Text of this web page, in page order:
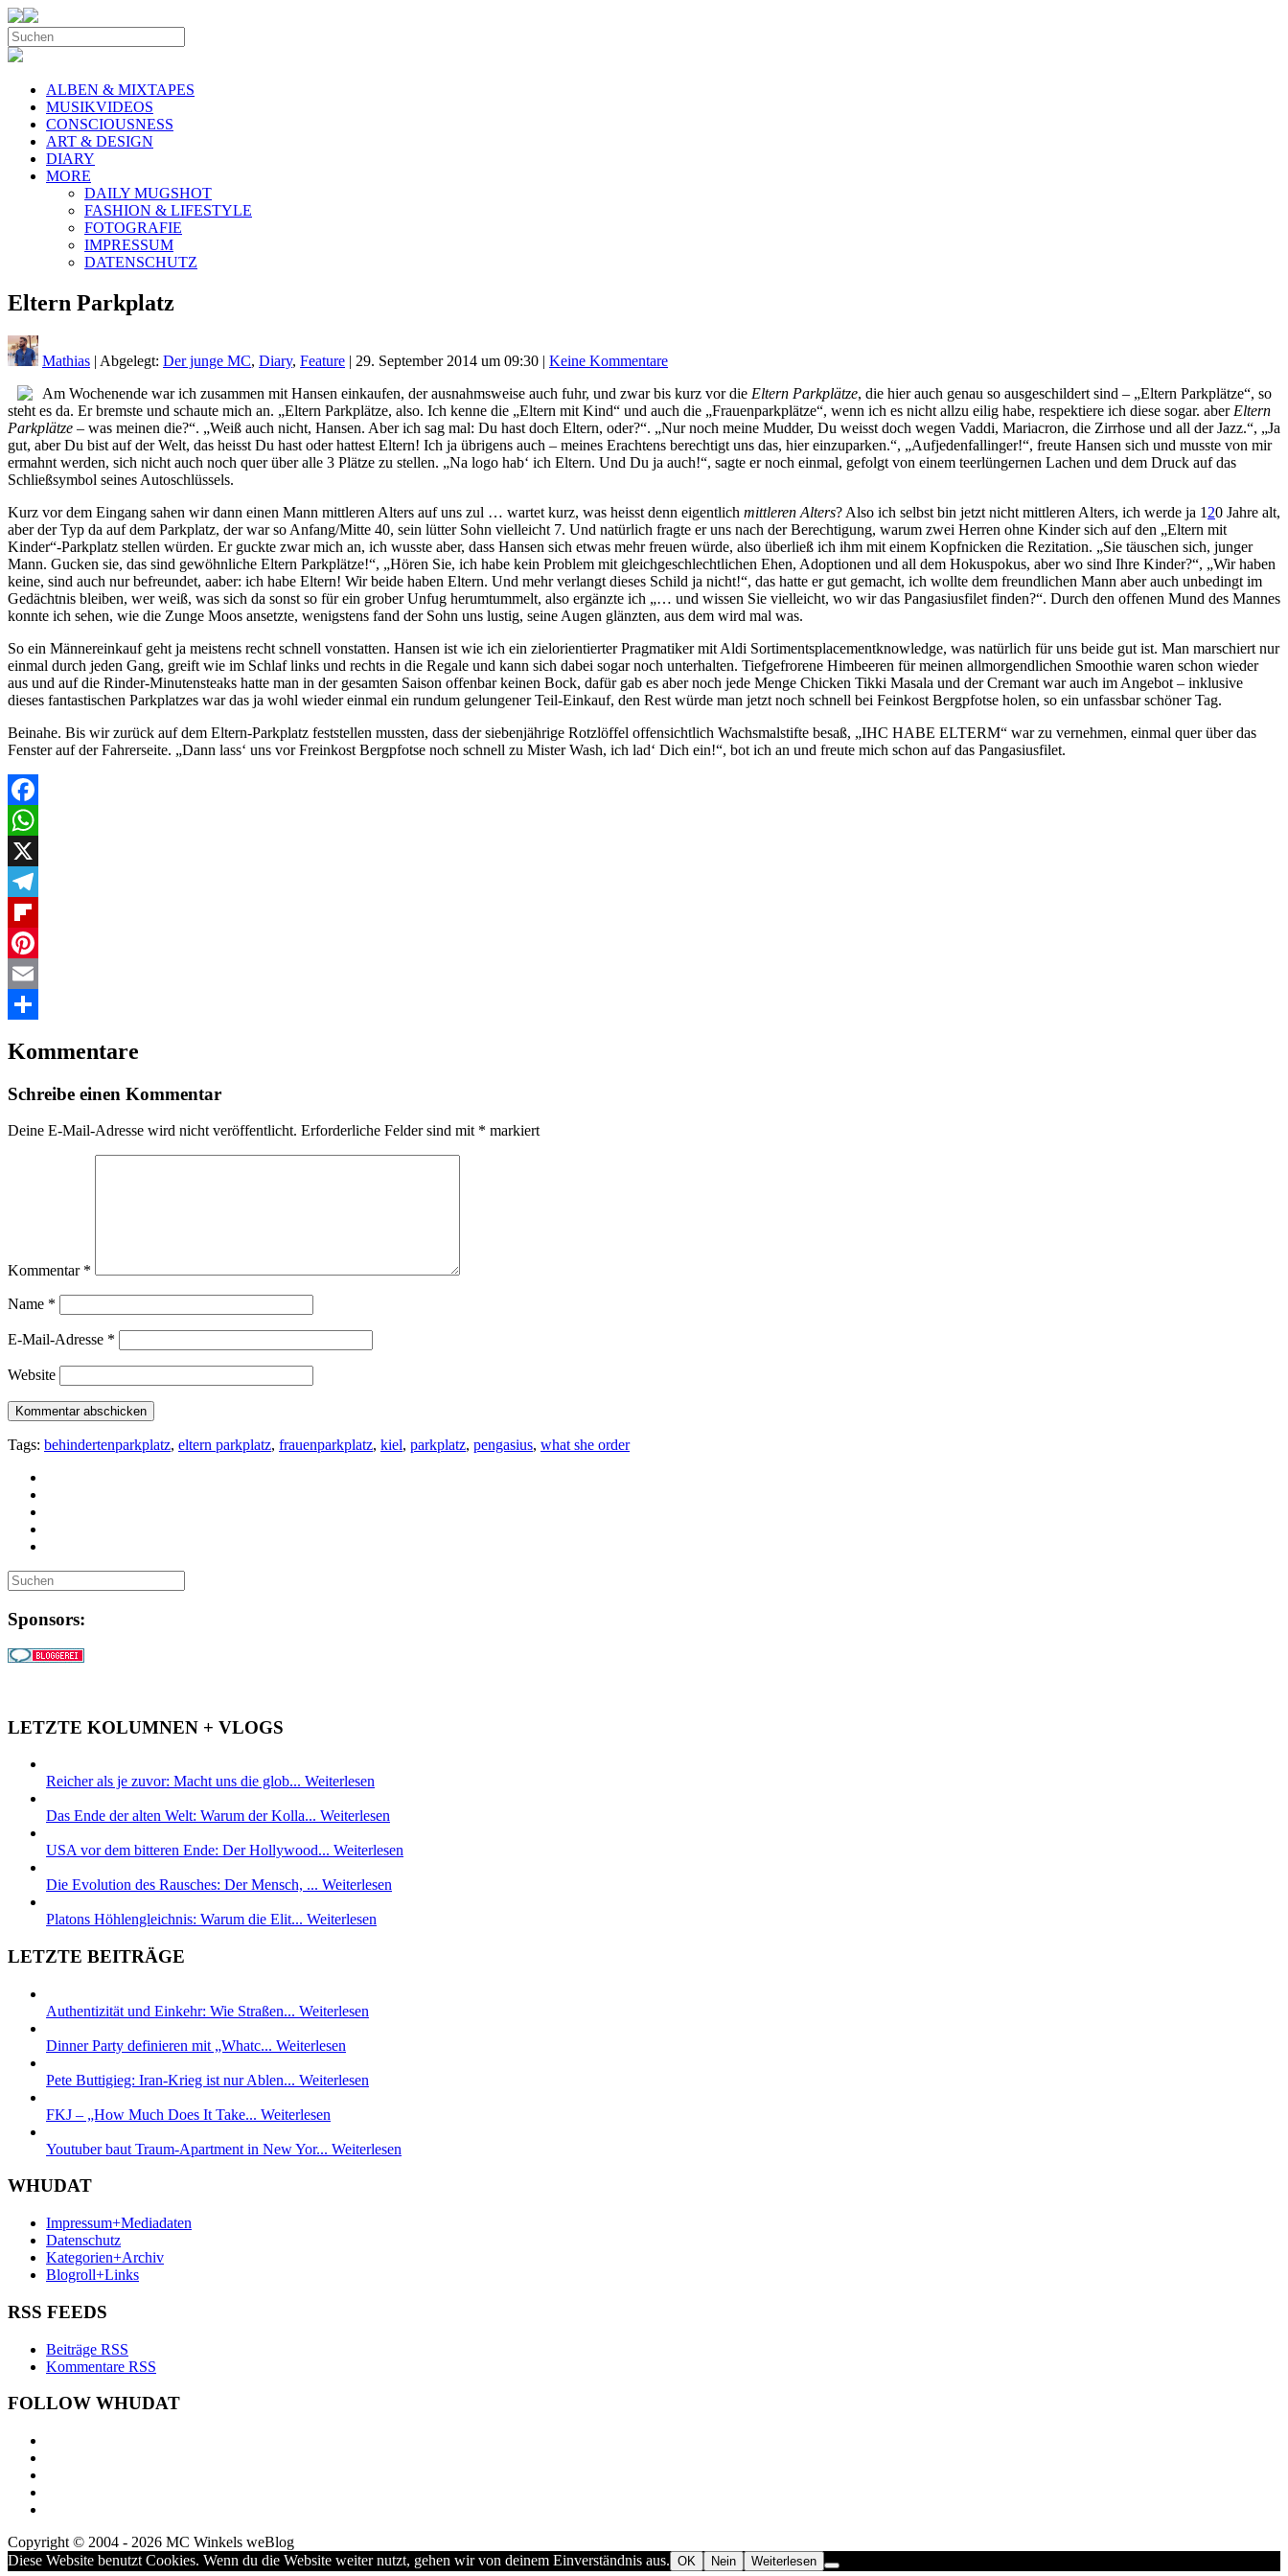
ALBEN & MIXTAPES
MUSIKVIDEOS
CONSCIOUSNESS
ART & DESIGN
DIARY
MORE
DAILY MUGSHOT
FASHION & LIFESTYLE
FOTOGRAFIE
IMPRESSUM
DATENSCHUTZ
Eltern Parkplatz
Mathias | Abgelegt: Der junge MC, Diary, Feature | 29. September 2014 um 09:30 | Keine Kommentare
Am Wochenende war ich zusammen mit Hansen einkaufen, der ausnahmsweise auch fuhr, und zwar bis kurz vor die Eltern Parkplätze, die hier auch genau so ausgeschildert sind – „Eltern Parkplätze“, so
steht es da. Er bremste und schaute mich an. „Eltern Parkplätze, also. Ich kenne die „Eltern mit Kind“ und auch die „Frauenparkplätze“, wenn ich es nicht allzu eilig habe, respektiere ich diese sogar. aber Eltern
Parkplätze – was meinen die?“. „Weiß auch nicht, Hansen. Aber ich sag mal: Du hast doch Eltern, oder?“. „Nur noch meine Mudder, Du weisst doch wegen Vaddi, Mariacron, die Zirrhose und all der Jazz.“, „Ja
gut, aber Du bist auf der Welt, das heisst Du hast oder hattest Eltern! Ich ja übrigens auch – meines Erachtens berechtigt uns das, hier einzuparken.“, „Aufjedenfallinger!“, freute Hansen sich und musste von mir
ermahnt werden, sich nicht auch noch quer über alle 3 Plätze zu stellen. „Na logo hab‘ ich Eltern. Und Du ja auch!“, sagte er noch einmal, gefolgt von einem teerlüngernen Lachen und dem Druck auf das
Schließsymbol seines Autoschlüssels.
Kurz vor dem Eingang sahen wir dann einen Mann mittleren Alters auf uns zul … wartet kurz, was heisst denn eigentlich mittleren Alters? Also ich selbst bin jetzt nicht mittleren Alters, ich werde ja 1 20 Jahre alt,
aber der Typ da auf dem Parkplatz, der war so Anfang/Mitte 40, sein lütter Sohn vielleicht 7. Und natürlich fragte er uns nach der Berechtigung, warum zwei Herren ohne Kinder sich auf den „Eltern mit
Kinder“-Parkplatz stellen würden. Er guckte zwar mich an, ich wusste aber, dass Hansen sich etwas mehr freuen würde, also überließ ich ihm mit einem Kopfnicken die Rezitation. „Sie täuschen sich, junger
Mann. Gucken sie, das sind gewöhnliche Eltern Parkplätze!“, „Hören Sie, ich habe kein Problem mit gleichgeschlechtlichen Ehen, Adoptionen und all dem Hokuspokus, aber wo sind Ihre Kinder?“, „Wir haben
keine, sind auch nur befreundet, aaber: ich habe Eltern! Wir beide haben Eltern. Und mehr verlangt dieses Schild ja nicht!“, das hatte er gut gemacht, ich wollte dem freundlichen Mann aber auch unbedingt im
Gedächtnis bleiben, wer weiß, was sich da sonst so für ein grober Unfug herumtummelt, also ergänzte ich „… und wissen Sie vielleicht, wo wir das Pangasiusfilet finden?“. Durch den offenen Mund des Mannes
konnte ich sehen, wie die Zunge Moos ansetzte, wenigstens fand der Sohn uns lustig, seine Augen glänzten, aus dem wird mal was.
So ein Männereinkauf geht ja meistens recht schnell vonstatten. Hansen ist wie ich ein zielorientierter Pragmatiker mit Aldi Sortimentsplacementknowledge, was natürlich für uns beide gut ist. Man marschiert nur
einmal durch jeden Gang, greift wie im Schlaf links und rechts in die Regale und kann sich dabei sogar noch unterhalten. Tiefgefrorene Himbeeren für meinen allmorgendlichen Smoothie waren schon wieder
aus und auf die Rinder-Minutensteaks hatte man in der gesamten Saison offenbar keinen Bock, dafür gab es aber noch jede Menge Chicken Tikki Masala und der Cremant war auch im Angebot – inklusive
dieses fantastischen Parkplatzes war das ja wohl wieder einmal ein rundum gelungener Teil-Einkauf, den Rest würde man jetzt noch schnell bei Feinkost Bergpfotse holen, so ein unfassbar schöner Tag.
Beinahe. Bis wir zurück auf dem Eltern-Parkplatz feststellen mussten, dass der siebenjährige Rotzlöffel offensichtlich Wachsmalstifte besaß, „IHC HABE ELTERM“ war zu vernehmen, einmal quer über das
Fenster auf der Fahrerseite. „Dann lass‘ uns vor Freinkost Bergpfotse noch schnell zu Mister Wash, ich lad‘ Dich ein!“, bot ich an und freute mich schon auf das Pangasiusfilet.
Facebook
WhatsApp
X
Telegram
Flipboard
Pinterest
Email
Kommentare
Schreibe einen Kommentar
Deine E-Mail-Adresse wird nicht veröffentlicht. Erforderliche Felder sind mit * markiert
Kommentar *
Name *
E-Mail-Adresse *
Website
Tags: behindertenparkplatz, eltern parkplatz, frauenparkplatz, kiel, parkplatz, pengasius, what she order
Sponsors:
LETZTE KOLUMNEN + VLOGS
Reicher als je zuvor: Macht uns die glob... Weiterlesen
Das Ende der alten Welt: Warum der Kolla... Weiterlesen
USA vor dem bitteren Ende: Der Hollywood... Weiterlesen
Die Evolution des Rausches: Der Mensch, ... Weiterlesen
Platons Höhlengleichnis: Warum die Elit... Weiterlesen
LETZTE BEITRÄGE
Authentizität und Einkehr: Wie Straßen... Weiterlesen
Dinner Party definieren mit „Whatc... Weiterlesen
Pete Buttigieg: Iran-Krieg ist nur Ablen... Weiterlesen
FKJ – „How Much Does It Take... Weiterlesen
Youtuber baut Traum-Apartment in New Yor... Weiterlesen
WHUDAT
Impressum+Mediadaten
Datenschutz
Kategorien+Archiv
Blogroll+Links
RSS FEEDS
Beiträge RSS
Kommentare RSS
FOLLOW WHUDAT
Copyright © 2004 - 2026 MC Winkels weBlog
Diese Website benutzt Cookies. Wenn du die Website weiter nutzt, gehen wir von deinem Einverständnis aus. OK Nein Weiterlesen